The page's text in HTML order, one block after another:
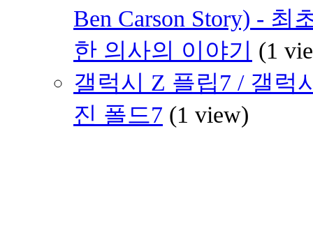
Ben Carson Story) -
한 의사의 이야기
(1
갤럭시 Z 플립7 / 갤럭
진 폴드7 (1 view)